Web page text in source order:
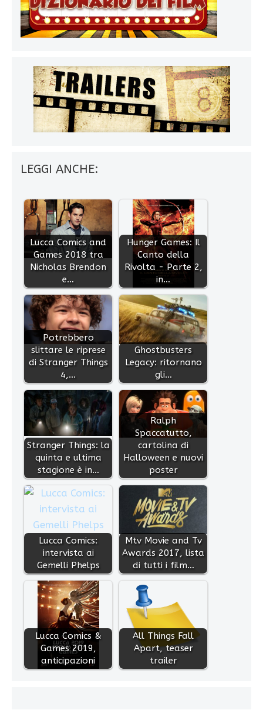
LEGGI ANCHE:
Lucca Comics and
Games 2018 tra
Nicholas Brendon
e…
Hunger Games: Il
Canto della
Rivolta - Parte 2,
in…
Potrebbero
slittare le riprese
di Stranger Things
4,…
Ghostbusters
Legacy: ritornano
gli…
Stranger Things: la
quinta e ultima
stagione è in…
Ralph
Spaccatutto,
cartolina di
Halloween e nuovi
poster
Lucca Comics:
intervista ai
Gemelli Phelps
Mtv Movie and Tv
Awards 2017, lista
di tutti i film…
Lucca Comics &
Games 2019,
anticipazioni
All Things Fall
Apart, teaser
trailer